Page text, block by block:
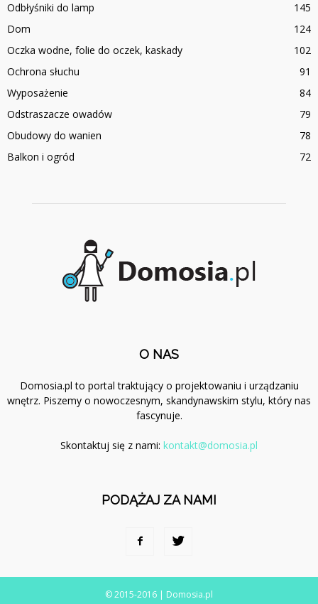
Odbłyśniki do lamp
145
Dom
124
Oczka wodne, folie do oczek, kaskady
102
Ochrona słuchu
91
Wyposażenie
84
Odstraszacze owadów
79
Obudowy do wanien
78
Balkon i ogród
72
O NAS
Domosia.pl to portal traktujący o projektowaniu i urządzaniu
wnętrz. Piszemy o nowoczesnym, skandynawskim stylu, który nas
fascynuje.
Skontaktuj się z nami: kontakt@domosia.pl
PODĄŻAJ ZA NAMI
© 2015-2016 | Domosia.pl